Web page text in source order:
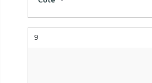
9